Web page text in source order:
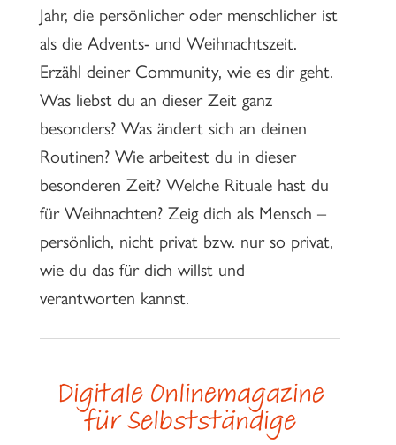
Jahr, die persönlicher oder menschlicher ist
als die Advents- und Weihnachtszeit.
Erzähl deiner Community, wie es dir geht.
Was liebst du an dieser Zeit ganz
besonders? Was ändert sich an deinen
Routinen? Wie arbeitest du in dieser
besonderen Zeit? Welche Rituale hast du
für Weihnachten? Zeig dich als Mensch –
persönlich, nicht privat bzw. nur so privat,
wie du das für dich willst und
verantworten kannst.
Digitale Onlinemagazine
für Selbstständige